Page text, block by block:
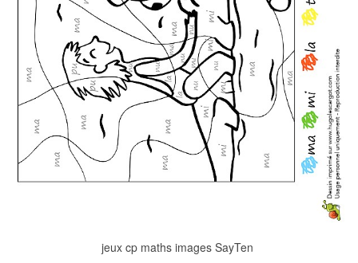
jeux cp maths images SayTen